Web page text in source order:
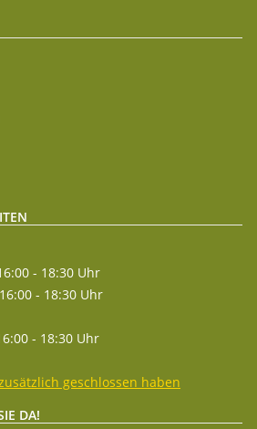
- 18:30 Uhr
- 18:30 Uhr
- 18:30 Uhr
geschlossen haben
DA!